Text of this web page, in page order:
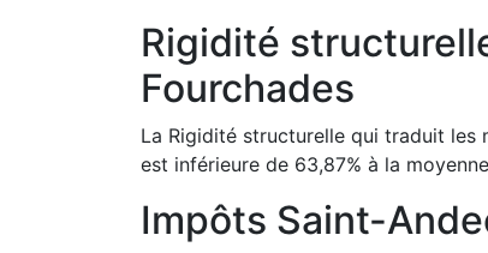
Rigidité
Fourchades
La Rigidité structurelle qui traduit les
est inférieure de 63,87% à la
Impôts Saint-